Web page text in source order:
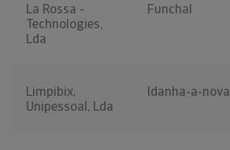
La Rossa -
Technologies,
Lda
Funchal
Limpibix,
Unipessoal, Lda
Idanha-a-nova